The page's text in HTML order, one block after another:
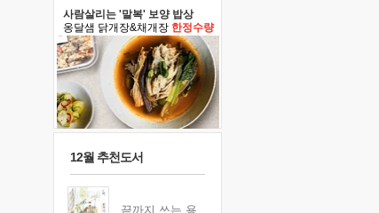
사람살리는 '말복' 보양 밥상
옹달샘 닭개장&채개장 한정수량
12월 추천도서
끝까지 쓰는 용